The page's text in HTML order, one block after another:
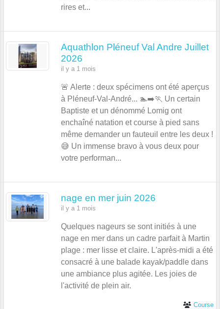
rires et...
Aquathlon Pléneuf Val Andre Juillet
2026
il y a 1 mois
🚨 Alerte : deux spécimens ont été aperçus
à Pléneuf-Val-André... 🏊➡️🏃 Un certain
Baptiste et un dénommé Lomig ont
enchaîné natation et course à pied sans
même demander un fauteuil entre les deux !
😅 Un immense bravo à vous deux pour
votre performan...
nage en mer juin 2026
il y a 1 mois
Quelques nageurs se sont initiés à une
nage en mer dans un cadre parfait à Martin
plage : mer lisse et claire. L'après-midi a été
consacré à une balade kayak/paddle dans
une ambiance plus agitée. Les joies de
l'activité de plein air.
Course